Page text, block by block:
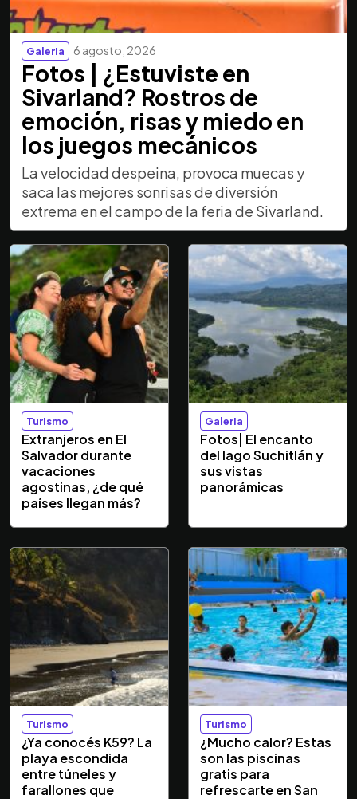
Galeria 6 agosto, 2026
Fotos | ¿Estuviste en
Sivarland? Rostros de
emoción, risas y miedo en
los juegos mecánicos
La velocidad despeina, provoca muecas y
saca las mejores sonrisas de diversión
extrema en el campo de la feria de Sivarland.
Turismo
Extranjeros en El
Salvador durante
vacaciones
agostinas, ¿de qué
países llegan más?
Galeria
Fotos| El encanto
del lago Suchitlán y
sus vistas
panorámicas
Turismo
¿Ya conocés K59? La
playa escondida
entre túneles y
farallones que
Turismo
¿Mucho calor? Estas
son las piscinas
gratis para
refrescarte en San